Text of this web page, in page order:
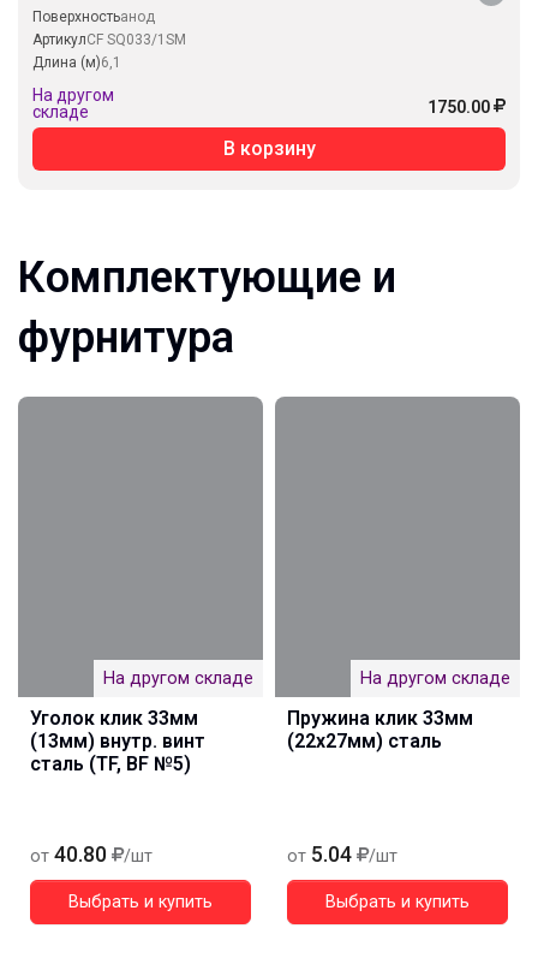
Поверхностьанод
АртикулCF SQ033/1SM
Длина (м)6,1
На другом
складе
1750.00
В корзину
Комплектующие и
фурнитура
На другом складе
Уголок клик 33мм
(13мм) внутр. винт
сталь (TF, BF №5)
от 40.80 /шт
Выбрать и купить
На другом складе
Пружина клик 33мм
(22x27мм) сталь
от 5.04 /шт
Выбрать и купить